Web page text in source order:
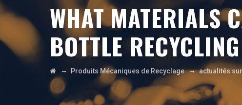
WHAT MATERIALS
BOTTLE
→ Produits Mécaniques de Recyclage→actualités